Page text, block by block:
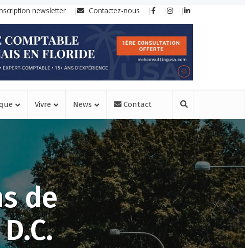
newsletter Contactez-nous
Vivre News Contact
de